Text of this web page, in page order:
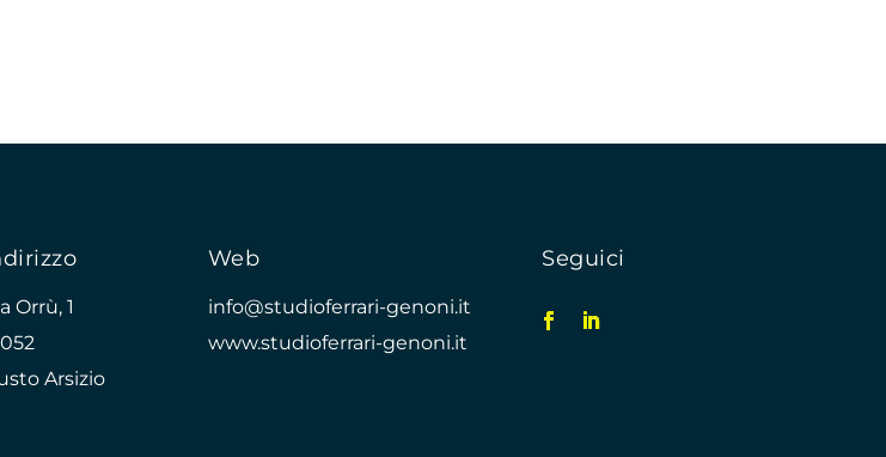
Orrù, 1
Arsizio
Web
info@studioferrari-genoni.it
www.studioferrari-genoni.it
Seguici